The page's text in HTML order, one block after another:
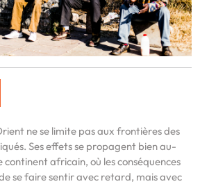
ne se limite pas aux frontières des
Ses effets se propagent bien au-
africain, où les conséquences
se faire sentir avec retard, mais avec